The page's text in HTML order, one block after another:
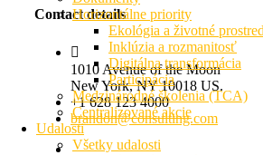
Horizontálne priority
Ekológia a životné
Inklúzia a rozmanitosť
Digitálna transformácia
Participácia
Medzinárodné školenia (TCA)
Centralizované akcie
Udalosti
Všetky udalosti
Contact details
1010 Avenue of the Moon
New York, NY 10018 US.
+1 628 123 4000
brandon@consulting.com